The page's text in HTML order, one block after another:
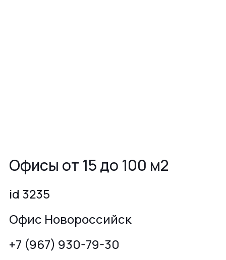
Офисы от 15 до 100 м2
id 3235
Офис Новороссийск
+7 (967) 930-79-30